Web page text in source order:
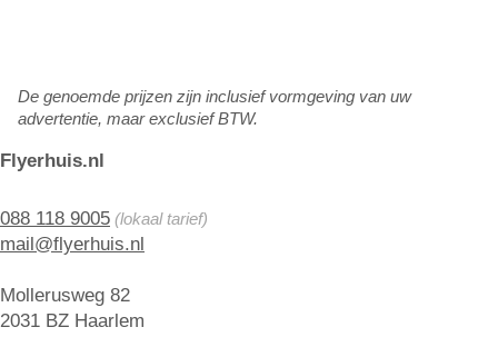
Flyerhuis.nl
088 118 9005 (lokaal tarief)
mail@flyerhuis.nl
Mollerusweg 82
2031 BZ Haarlem
De genoemde prijzen zijn inclusief vormgeving van uw
advertentie, maar exclusief BTW.